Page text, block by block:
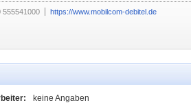
555541000 https://www.mobilcom-debitel.de
keine Angaben